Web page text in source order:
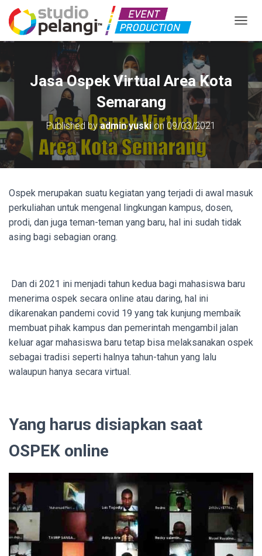
Jasa Ospek Virtual Area Kota
Semarang
Published byadmin yuskion 09/03/2021
Ospek merupakan suatu kegiatan yang terjadi di awal masuk
perkuliahan untuk mengenal lingkungan kampus, dosen,
prodi, dan juga teman-teman yang baru, hal ini sudah tidak
asing bagi sebagian orang.
Dan di 2021 ini menjadi tahun kedua bagi mahasiswa baru
menerima ospek secara online atau daring, hal ini
dikarenakan pandemi covid 19 yang tak kunjung membaik
membuat pihak kampus dan pemerintah mengambil jalan
keluar agar mahasiswa baru tetap bisa melaksanakan ospek
sebagai tradisi seperti halnya tahun-tahun yang lalu
walaupun hanya secara virtual.
Yang harus disiapkan saat
OSPEK online